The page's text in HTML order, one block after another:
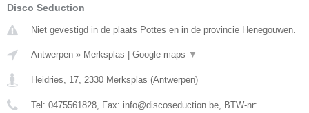
Disco Seduction
Niet gevestigd in de plaats Pottes en in de provincie Henegouwen.
Antwerpen » Merksplas Google maps ▼
Heidries, 17, 2330 Merksplas (Antwerpen)
Tel: 0475561828, Fax: info@discoseduction.be, BTW-nr: